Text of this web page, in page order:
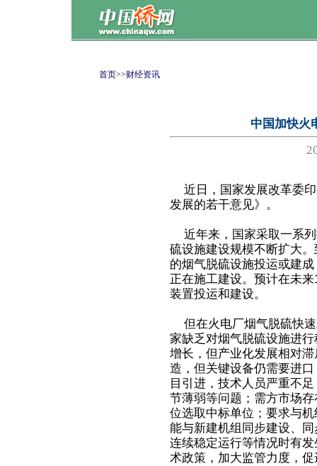
首页>>财经资讯
中国加快火
近日，国家发展改革委
发展的若干意见》。
近年来，国家采取一系
硫设施建设规模不断扩大
的烟气脱硫设施投运或建
正在施工建设。预计在未
装置投运和建设。
但在火电厂烟气脱硫快
家缺乏对烟气脱硫设施进
增长，但产业化发展相对
造，但关键设备仍需要进
目引进，技术人员严重不
节薄弱等问题；需方市场
位选取中标单位；要求与
能与新建机组同步建设、
连续稳定运行等情况时有
术政策，加大监管力度，